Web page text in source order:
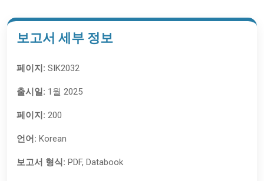
보고서 세부 정보
페이지: SIK2032
출시일: 1월 2025
페이지: 200
언어: Korean
보고서 형식: PDF, Databook